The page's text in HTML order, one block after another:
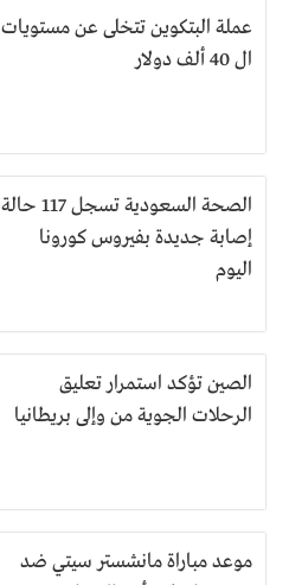
عملة البتكوين تتخلى عن مستويات
ال 40 ألف دولار
الصحة السعودية تسجل 117 حالة
إصابة جديدة بفيروس كورونا
اليوم
الصين تؤكد استمرار تعليق
الرحلات الجوية من وإلى بريطانيا
موعد مباراة مانشستر سيتي ضد